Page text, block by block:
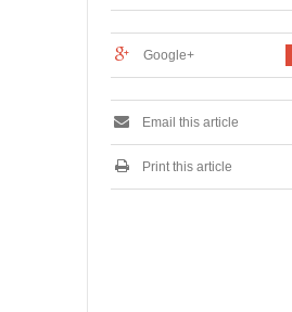
Google+
Email this article
Print this article